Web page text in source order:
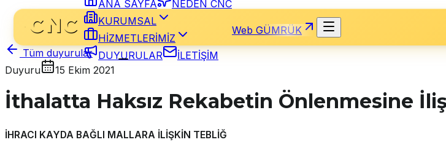
ANA SAYFA
NEDEN CNC
KURUMSAL
HİZMETLERİMİZ
DUYURULAR
İLETİŞİM
Web GÜMRÜK
Tüm duyurular
Duyuru
15 Ekim 2021
İthalatta Haksız Rekabetin Önlenmesine
İHRACI KAYDA BAĞLI MALLARA İLİŞKİN TEBLİĞ